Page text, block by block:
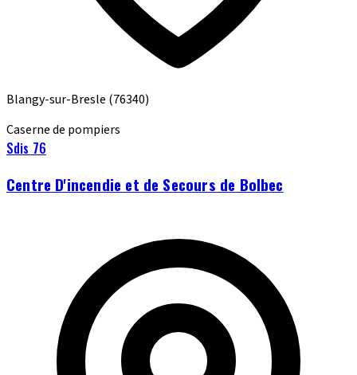
Blangy-sur-Bresle (76340)
Caserne de pompiers
Sdis 76
Centre D'incendie et de Secours de Bolbec